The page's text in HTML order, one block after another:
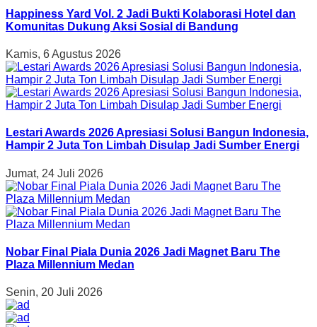
Happiness Yard Vol. 2 Jadi Bukti Kolaborasi Hotel dan
Komunitas Dukung Aksi Sosial di Bandung
Kamis, 6 Agustus 2026
Lestari Awards 2026 Apresiasi Solusi Bangun Indonesia,
Hampir 2 Juta Ton Limbah Disulap Jadi Sumber Energi
Jumat, 24 Juli 2026
Nobar Final Piala Dunia 2026 Jadi Magnet Baru The
Plaza Millennium Medan
Senin, 20 Juli 2026